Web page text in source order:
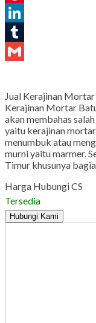
Pinterest
LinkedIn
Tumblr
Jual Kerajinan
Kerajinan Mortar
akan membahas
yaitu kerajinan
menumbuk atau
murni yaitu marmer.
Timur khusunya
Harga Hubungi CS
Tersedia
Hubungi Kami